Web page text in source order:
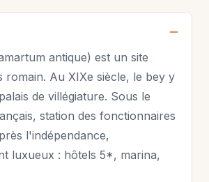
antique) est un site
romain. Au XIXe siècle, le bey y
de villégiature. Sous le
station des fonctionnaires
l'indépendance,
luxueux : hôtels 5*, marina,